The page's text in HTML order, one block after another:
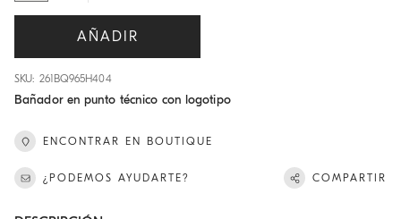
AÑADIR
SKU: 261BQ965H404
Bañador en punto técnico con logotipo
ENCONTRAR EN BOUTIQUE
¿PODEMOS AYUDARTE? COMPARTIR